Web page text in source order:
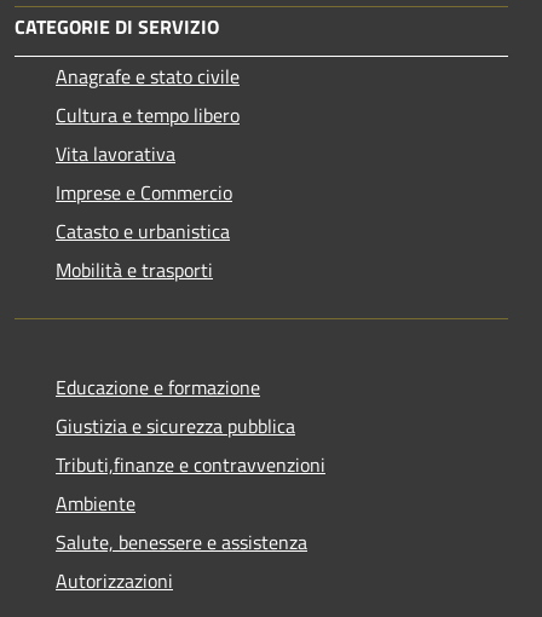
CATEGORIE DI SERVIZIO
Anagrafe e stato civile
Cultura e tempo libero
Vita lavorativa
Imprese e Commercio
Catasto e urbanistica
Mobilità e trasporti
Educazione e formazione
Giustizia e sicurezza pubblica
Tributi,finanze e contravvenzioni
Ambiente
Salute, benessere e assistenza
Autorizzazioni